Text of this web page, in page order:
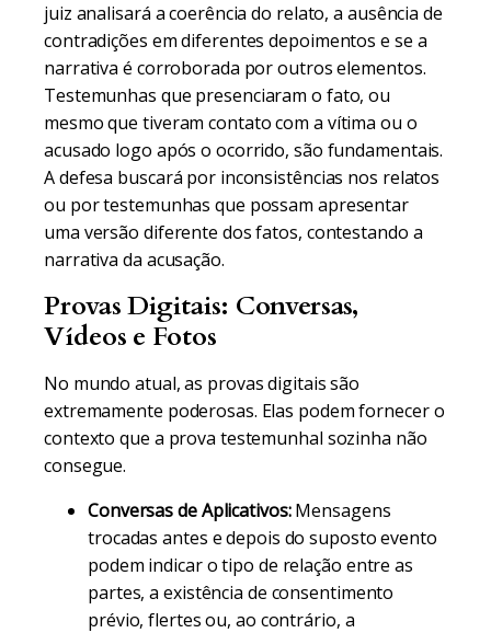
juiz analisará a coerência do relato, a ausência de
contradições em diferentes depoimentos e se a
narrativa é corroborada por outros elementos.
Testemunhas que presenciaram o fato, ou
mesmo que tiveram contato com a vítima ou o
acusado logo após o ocorrido, são fundamentais.
A defesa buscará por inconsistências nos relatos
ou por testemunhas que possam apresentar
uma versão diferente dos fatos, contestando a
narrativa da acusação.
Provas Digitais: Conversas,
Vídeos e Fotos
No mundo atual, as provas digitais são
extremamente poderosas. Elas podem fornecer o
contexto que a prova testemunhal sozinha não
consegue.
Conversas de Aplicativos:Mensagens
trocadas antes e depois do suposto evento
podem indicar o tipo de relação entre as
partes, a existência de consentimento
prévio, flertes ou, ao contrário, a